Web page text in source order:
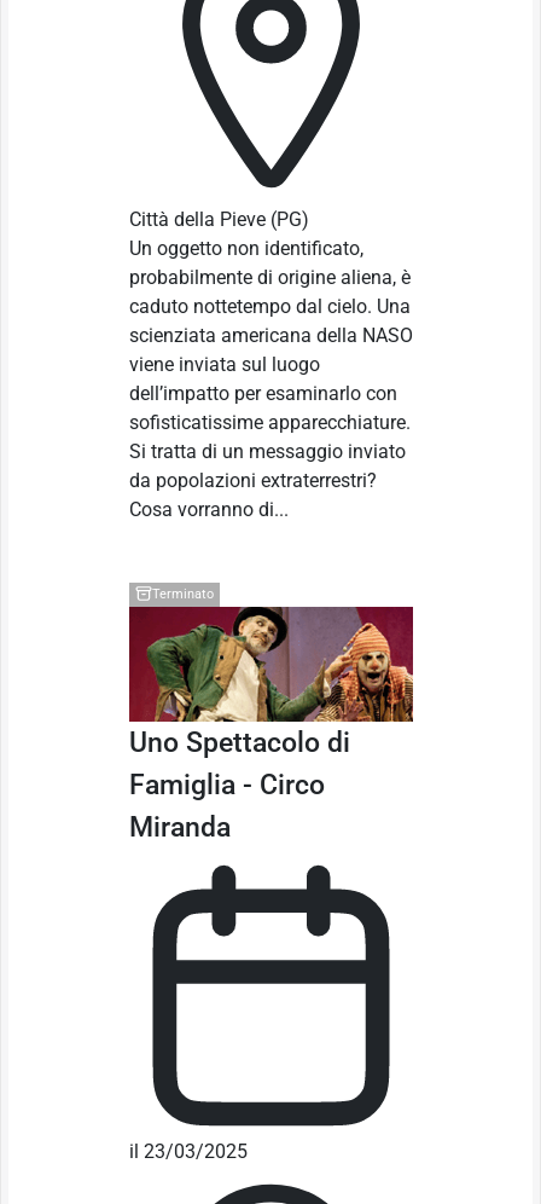
Città della Pieve (PG)
Un oggetto non identificato,
probabilmente di origine aliena, è
caduto nottetempo dal cielo. Una
scienziata americana della NASO
viene inviata sul luogo
dell’impatto per esaminarlo con
sofisticatissime apparecchiature.
Si tratta di un messaggio inviato
da popolazioni extraterrestri?
Cosa vorranno di...
Terminato
Uno Spettacolo di
Famiglia - Circo
Miranda
il 23/03/2025